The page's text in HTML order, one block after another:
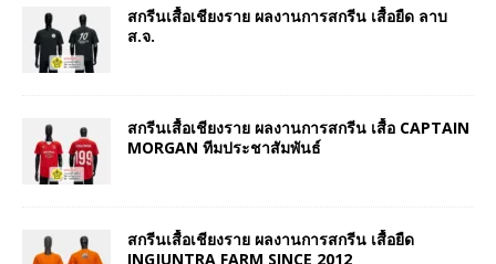
สกรีนเสื้อเชียงราย ผลงานการสกรีน เสื้อยืด ลาบ
ส.จ.
สกรีนเสื้อเชียงราย ผลงานการสกรีน เสื้อ CAPTAIN
MORGAN ทีมประชาสัมพันธ์
สกรีนเสื้อเชียงราย ผลงานการสกรีน เสื้อยืด
INGJUNTRA FARM SINCE 2012